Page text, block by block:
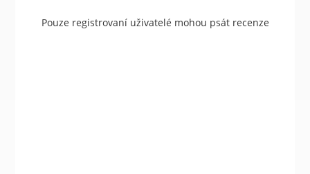
Pouze registrovaní uživatelé mohou psát recenze